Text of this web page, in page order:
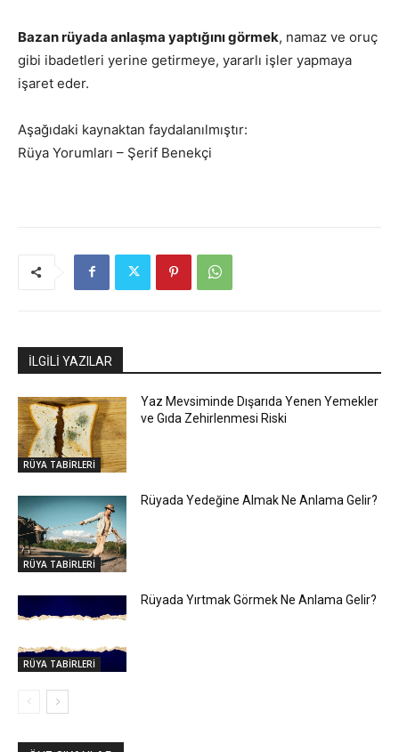
Bazan rüyada anlaşma yaptığını görmek, namaz ve oruç
gibi ibadetleri yerine getirmeye, yararlı işler yapmaya
işaret eder.
Aşağıdaki kaynaktan faydalanılmıştır:
Rüya Yorumları – Şerif Benekçi
İLGİLİ YAZILAR
RÜYA TABİRLERİ
Yaz Mevsiminde Dışarıda Yenen Yemekler
ve Gıda Zehirlenmesi Riski
RÜYA TABİRLERİ
Rüyada Yedeğine Almak Ne Anlama Gelir?
RÜYA TABİRLERİ
Rüyada Yırtmak Görmek Ne Anlama Gelir?